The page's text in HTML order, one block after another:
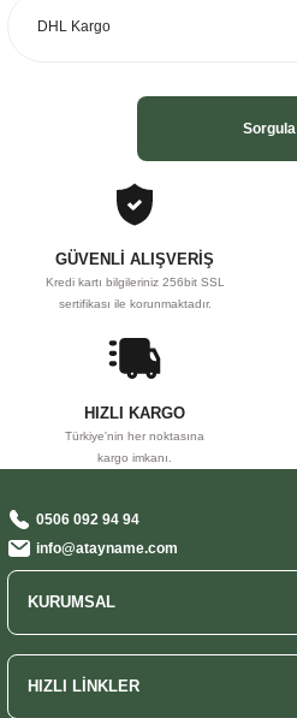
Sorgula
GÜVENLİ ALIŞVERİŞ
Kredi kartı bilgileriniz 256bit SSL
sertifikası ile korunmaktadır.
HIZLI KARGO
Türkiye'nin her noktasına
kargo imkanı.
KURUMSAL
0506 092 94 94
info@atayname.com
HIZLI LİNKLER